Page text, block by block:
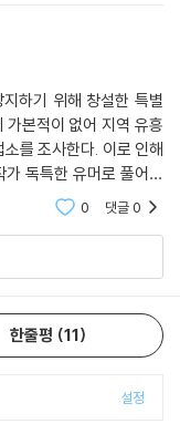
공에 대해 의심을 가득
수국초특을 아주 훌륭
성과를 내놓는다. 뿐만
어 봉사대원 중 한 명인
기에 이른다.
민들 사이에 공공연히
은 모르는 채 판탈레온
. 그러면서도 특별봉사
다.
해 봉사하다 살해당한 그
식에 참석하고 이 때문
을 너무도 정교하고 훌
하기 위해 창설한 특별
본적이 없어 지역 유흥
를 조사한다. 이로 인해
독특한 유머로 풀어낸
풍자를 중심으로 이루워
0 댓글0
한줄평 11
설정